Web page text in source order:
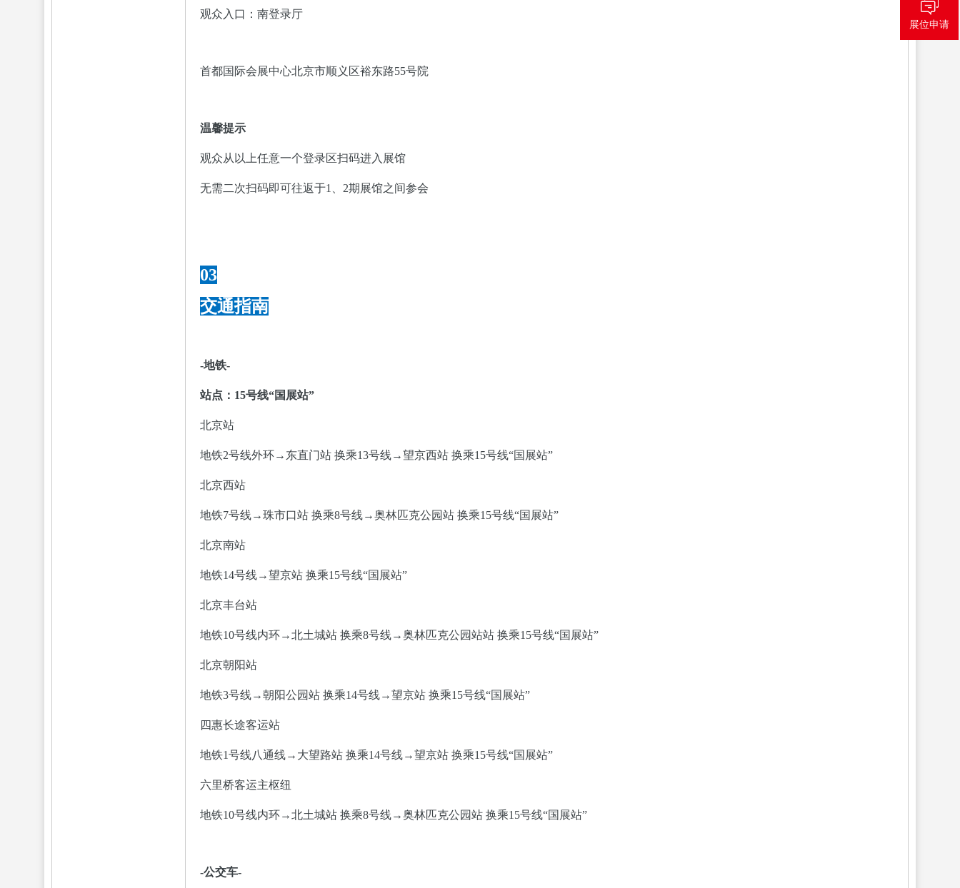
观众入口：南登录厅
首都国际会展中心北京市顺义区裕东路55号院
温馨提示
观众从以上任意一个登录区扫码进入展馆
无需二次扫码即可往返于1、2期展馆之间参会
03
交通指南
-地铁-
站点：15号线“国展站”
北京站
地铁2号线外环→东直门站 换乘13号线→望京西站 换乘15号线“国展站”
北京西站
地铁7号线→珠市口站 换乘8号线→奥林匹克公园站 换乘15号线“国展站”
北京南站
地铁14号线→望京站 换乘15号线“国展站”
北京丰台站
地铁10号线内环→北土城站 换乘8号线→奥林匹克公园站站 换乘15号线“国展站”
北京朝阳站
地铁3号线→朝阳公园站 换乘14号线→望京站 换乘15号线“国展站”
四惠长途客运站
地铁1号线八通线→大望路站 换乘14号线→望京站 换乘15号线“国展站”
六里桥客运主枢纽
地铁10号线内环→北土城站 换乘8号线→奥林匹克公园站 换乘15号线“国展站”
-公交车-
展位申请